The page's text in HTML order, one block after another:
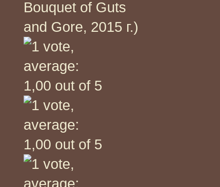
Bouquet of Guts
and Gore, 2015 г.)